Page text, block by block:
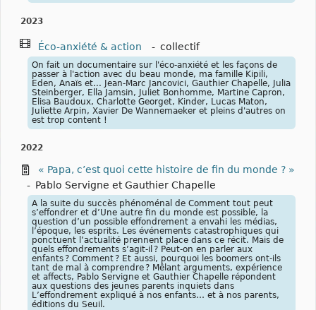
2023
Éco-anxiété & action - collectif
On fait un documentaire sur l'éco-anxiété et les façons de
passer à l'action avec du beau monde, ma famille Kipili,
Eden, Anaïs et... Jean-Marc Jancovici, Gauthier Chapelle, Julia
Steinberger, Ella Jamsin, Juliet Bonhomme, Martine Capron,
Elisa Baudoux, Charlotte Georget, Kinder, Lucas Maton,
Juliette Arpin, Xavier De Wannemaeker et pleins d'autres on
est trop content !
2022
« Papa, c’est quoi cette histoire de fin du monde ? »
- Pablo Servigne et Gauthier Chapelle
A la suite du succès phénoménal de Comment tout peut
s’effondrer et d’Une autre fin du monde est possible, la
question d’un possible effondrement a envahi les médias,
l’époque, les esprits. Les événements catastrophiques qui
ponctuent l’actualité prennent place dans ce récit. Mais de
quels effondrements s’agit-il ? Peut-on en parler aux
enfants ? Comment ? Et aussi, pourquoi les boomers ont-ils
tant de mal à comprendre ? Mêlant arguments, expérience
et affects, Pablo Servigne et Gauthier Chapelle répondent
aux questions des jeunes parents inquiets dans
L’effondrement expliqué à nos enfants… et à nos parents,
éditions du Seuil.